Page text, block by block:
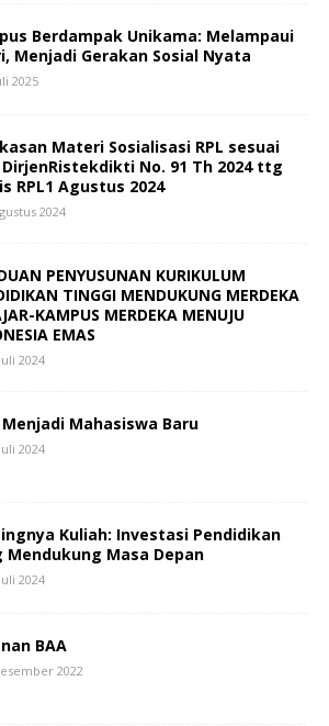
Berdampak Unikama: Melampaui
Menjadi Gerakan Sosial Nyata
2025
Materi Sosialisasi RPL sesuai
DirjenRistekdikti No. 91 Th 2024 ttg
RPL1 Agustus 2024
2024
PENYUSUNAN KURIKULUM
TINGGI MENDUKUNG MERDEKA
KAMPUS MERDEKA MENUJU
EMAS
2024
Mahasiswa Baru
2024
Kuliah: Investasi Pendidikan
Mendukung Masa Depan
2024
BAA
2022